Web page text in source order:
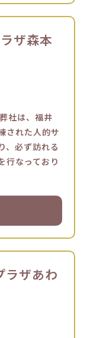
ザ森本
社は、福井
された人的サ
、必ず訪れる
行なっており
ラザあわ